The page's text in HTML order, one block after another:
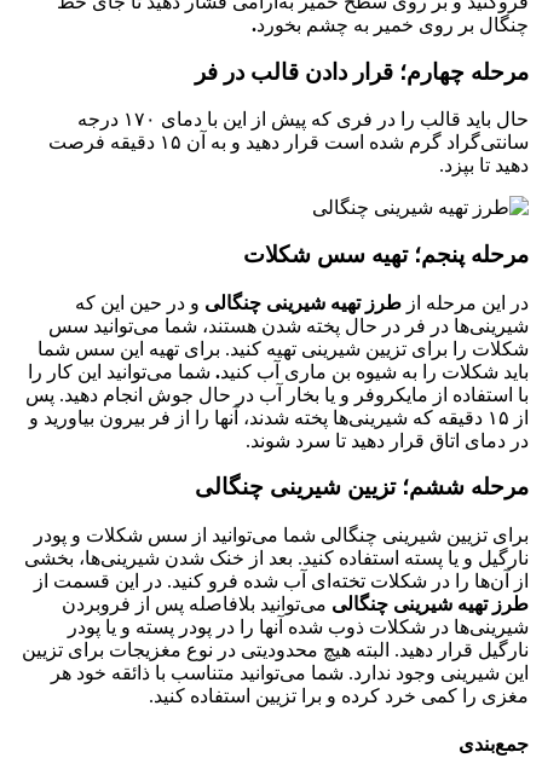
چنگال بر روی خمیر به چشم بخورد.
مرحله چهارم؛ قرار دادن قالب در فر
حال باید قالب را در فری که پیش از این با دمای ۱۷۰ درجه
سانتی‌گراد گرم شده است قرار دهید و به آن ۱۵ دقیقه فرصت
دهید تا بپزد.
مرحله پنجم؛ تهیه سس شکلات
در این مرحله از طرز تهیه شیرینی چنگالی و در حین این که
شیرینی‌ها در فر در حال پخته شدن هستند، شما می‌توانید سس
شکلات را برای تزیین شیرینی تهیه کنید. برای تهیه این سس شما
باید شکلات را به شیوه بن ماری آب کنید. شما می‌توانید این کار را
با استفاده از مایکروفر و یا بخار آب در حال جوش انجام دهید. پس
از ۱۵ دقیقه که شیرینی‌ها پخته شدند، آنها را از فر بیرون بیاورید و
در دمای اتاق قرار دهید تا سرد شوند.
مرحله ششم؛ تزیین شیرینی چنگالی
برای تزیین شیرینی چنگالی شما می‌توانید از سس شکلات و پودر
نارگیل و یا پسته استفاده کنید. بعد از خنک شدن شیرینی‌ها، بخشی
از آن‌ها را در شکلات تخته‌ای آب شده فرو کنید. در این قسمت از
طرز تهیه شیرینی چنگالی می‌توانید بلافاصله پس از فروبردن
شیرینی‌ها در شکلات ذوب شده آنها را در پودر پسته و یا پودر
نارگیل قرار دهید. البته هیچ محدودیتی در نوع مغزیجات برای تزیین
این شیرینی وجود ندارد. شما می‌توانید متناسب با ذائقه خود هر
مغزی را کمی خرد کرده و برا تزیین استفاده کنید.
جمع‌بندی